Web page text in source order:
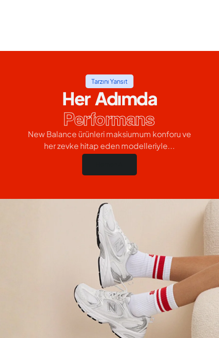
Tarzını Yansıt
Her Adımda
Performans
New Balance ürünleri maksiumum konforu ve
her zevke hitap eden modelleriyle...